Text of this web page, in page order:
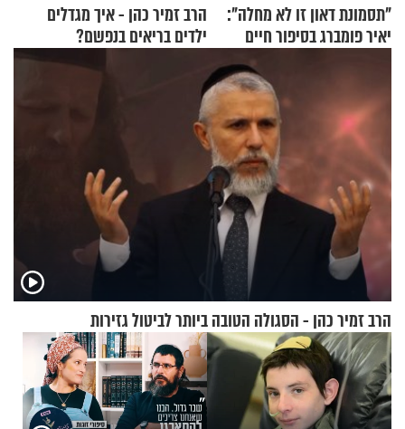
"תסמונת דאון זו לא מחלה":
יאיר פומברג בסיפור חיים
הרב זמיר כהן - איך מגדלים
ילדים בריאים בנפשם?
הרב זמיר כהן - הסגולה הטובה ביותר לביטול גזירות